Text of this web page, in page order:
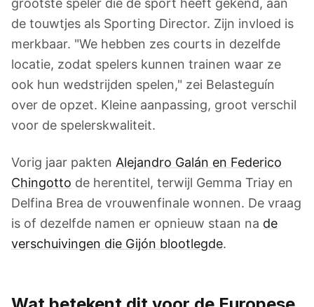
grootste speler die de sport heeft gekend, aan
de touwtjes als Sporting Director. Zijn invloed is
merkbaar. "We hebben zes courts in dezelfde
locatie, zodat spelers kunnen trainen waar ze
ook hun wedstrijden spelen," zei Belasteguín
over de opzet. Kleine aanpassing, groot verschil
voor de spelerskwaliteit.
Vorig jaar pakten Alejandro Galán en Federico
Chingotto de herentitel, terwijl Gemma Triay en
Delfina Brea de vrouwenfinale wonnen. De vraag
is of dezelfde namen er opnieuw staan na de
verschuivingen die Gijón blootlegde.